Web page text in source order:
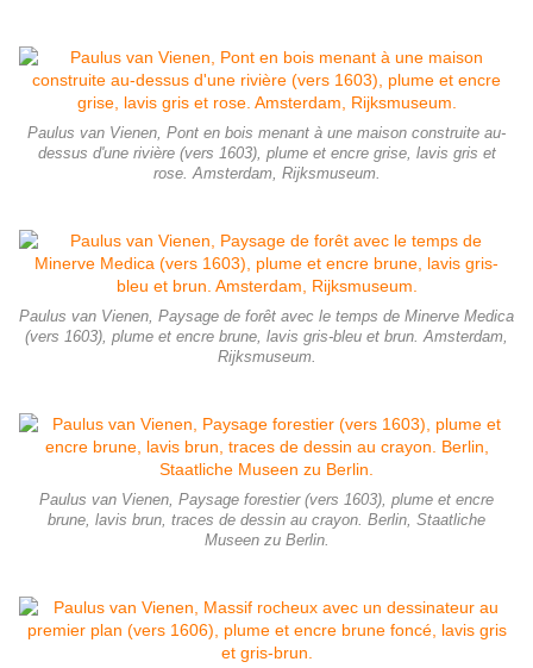
Paulus van Vienen, Pont en bois menant à une maison construite au-
dessus d'une rivière (vers 1603), plume et encre grise, lavis gris et
rose. Amsterdam, Rijksmuseum.
Paulus van Vienen, Paysage de forêt avec le temps de Minerve Medica
(vers 1603), plume et encre brune, lavis gris-bleu et brun. Amsterdam,
Rijksmuseum.
Paulus van Vienen, Paysage forestier (vers 1603), plume et encre
brune, lavis brun, traces de dessin au crayon. Berlin, Staatliche
Museen zu Berlin.